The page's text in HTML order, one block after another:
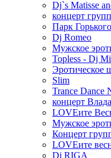
Dj`s Matisse
концерт
Парк Горького
Dj Romeo
Мужское
Topless - Dj
Эротическое
Slim
Trance
концерт
LOVEите
Мужское
Концерт
LOVEите
Dj RIGA